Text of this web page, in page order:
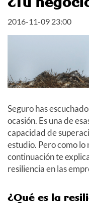
2016-11-09 23:00
Seguro has
ocasión. Es una de
capacidad de
estudio. Pero como lo
continuación te
resiliencia en las
¿Qué es la